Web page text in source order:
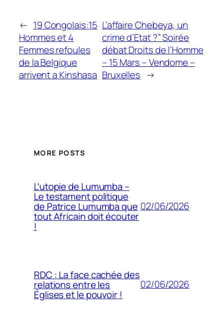
← 19 Congolais:15
Hommes et 4
Femmes refoules
de la Belgique
arrivent a Kinshasa
L’affaire Chebeya, un
crime d’Etat ?” Soirée
débat Droits de l’Homme
– 15 Mars – Vendome –
Bruxelles →
MORE POSTS
L’utopie de Lumumba –
Le testament politique
de Patrice Lumumba que
tout Africain doit écouter
!
02/06/2026
RDC : La face cachée des
relations entre les
Églises et le pouvoir !
02/06/2026